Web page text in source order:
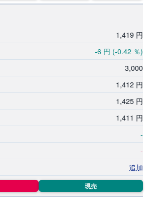
1,419 円
-6 円 (-0.42 ％)
3,000
1,412 円
1,425 円
1,411 円
-
-
追加
現売